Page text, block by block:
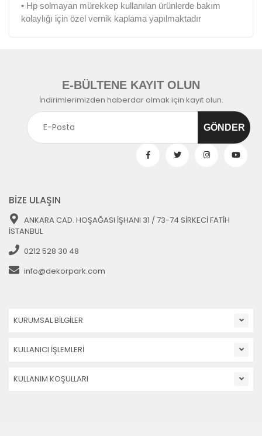
• Hp solmayan mürekkep kullanılan ürünlerde bakım
kolaylığı için özel vernik kaplama yapılmaktadır
E-BÜLTENE KAYIT OLUN
İndirimlerimizden haberdar olmak için kayıt olun.
BİZE ULAŞIN
ANKARA CAD. HOŞAĞASI İŞHANI 31 / 73-74 SİRKECİ FATİH
İSTANBUL
0212 528 30 48
info@dekorpark.com
KURUMSAL BİLGİLER
KULLANICI İŞLEMLERİ
KULLANIM KOŞULLARI